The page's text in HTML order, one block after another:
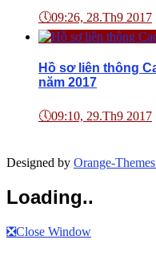
🕔09:26, 28.Th9 2017
Hồ sơ liên thông
năm 2017
🕔09:10, 29.Th9 2017
Designed by Orange-
Loading..
❎Close Window